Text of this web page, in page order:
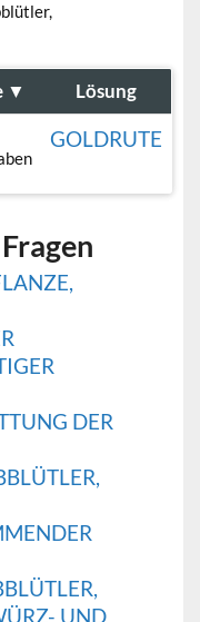
▼ Lösung
GOLDRUTE
DER
UND D